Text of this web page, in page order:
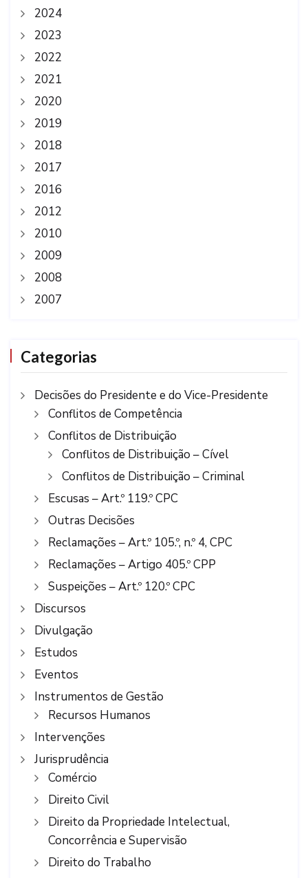
2024
2023
2022
2021
2020
2019
2018
2017
2016
2012
2010
2009
2008
2007
Categorias
Decisões do Presidente e do Vice-Presidente
Conflitos de Competência
Conflitos de Distribuição
Conflitos de Distribuição – Cível
Conflitos de Distribuição – Criminal
Escusas – Art.º 119.º CPC
Outras Decisões
Reclamações – Art.º 105.º, n.º 4, CPC
Reclamações – Artigo 405.º CPP
Suspeições – Art.º 120.º CPC
Discursos
Divulgação
Estudos
Eventos
Instrumentos de Gestão
Recursos Humanos
Intervenções
Jurisprudência
Comércio
Direito Civil
Direito da Propriedade Intelectual,
Concorrência e Supervisão
Direito do Trabalho